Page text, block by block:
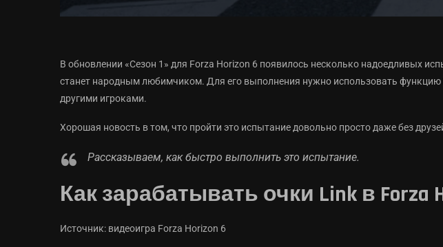
В обновлении «Сезон 1» для Forza Horizon 6 появилось несколько надоедливых
станет народным любимчиком. Для его выполнения нужно использовать функцию
другими игроками.
Хорошая новость в том, что пройти это испытание довольно просто даже без
Рассказываем, как быстро выполнить это испытание.
Как зарабатывать очки Link в Forza
Источник: видеоигра Forza Horizon 6